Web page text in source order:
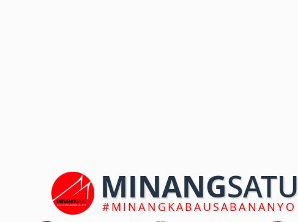
MINANGSATU
#MINANGKABAUSABANANYO